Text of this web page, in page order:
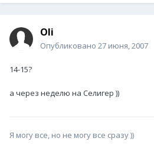
Oli
Опубликовано 27 июня, 2007
14-15?
а через неделю на Селигер ))
Я могу все, но не могу все сразу ))